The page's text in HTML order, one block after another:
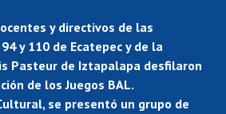
y directivos de las
y 110 de Ecatepec y de la
Pasteur de Iztapalapa desfilaron
de los Juegos BAL.
se presentó un grupo de